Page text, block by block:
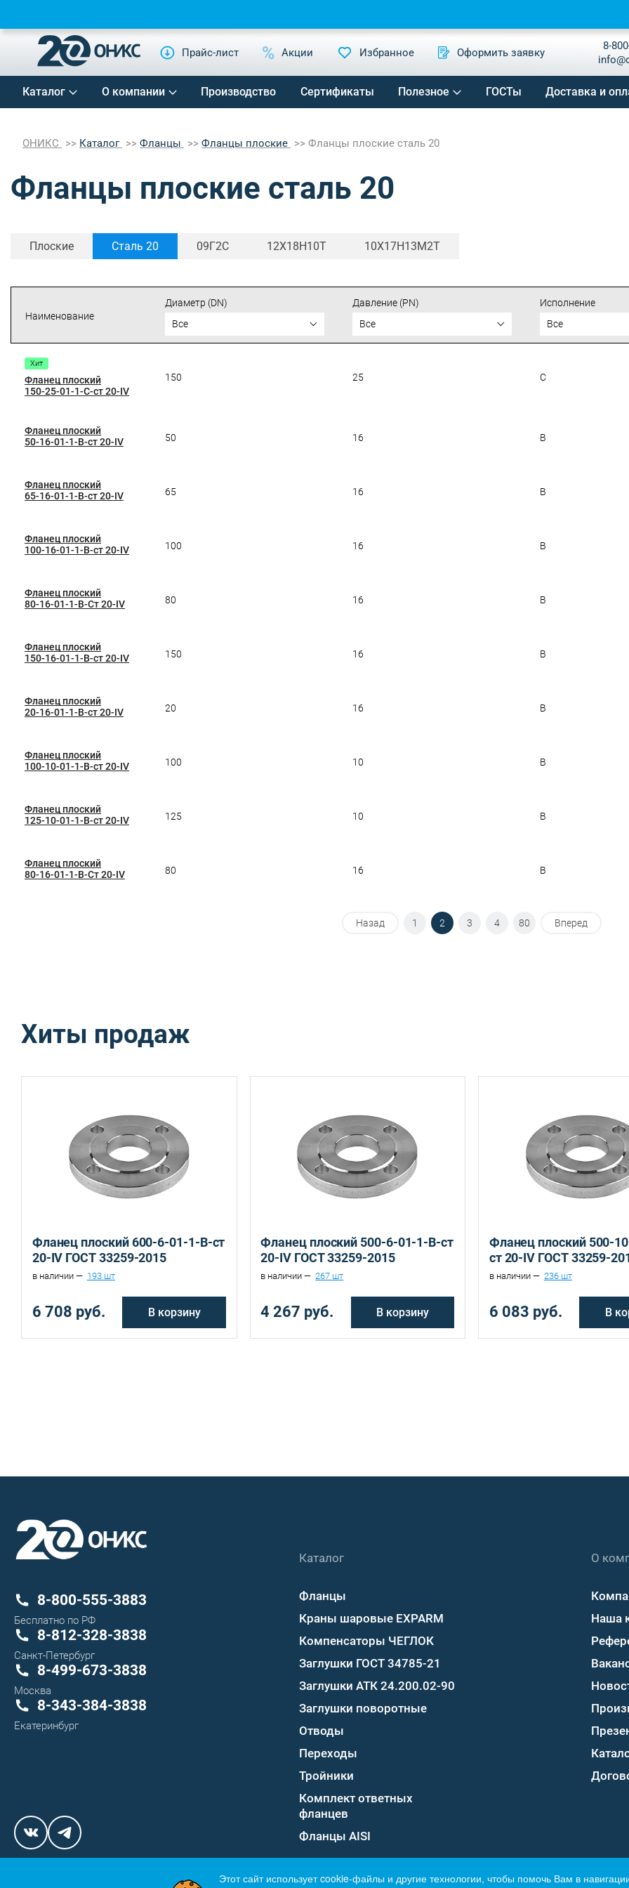
Прайс-лист Акции Избранное Оформить заявку
8-
Каталог О компании Производство Сертификаты Полезное ГОСТы Доставка и
ОНИКС Каталог Фланцы Фланцы плоские Фланцы плоские сталь 20
Фланцы плоские сталь 20
Плоские Cталь 20 09Г2С 12Х18Н10Т 10Х17Н13М2Т
Наименование
Диаметр (DN)
Все
Давление (PN)
Все
Исполнение
Все
Хит
Фланец плоский
150-25-01-1-C-ст 20-IV
150 25 C
Фланец плоский
50-16-01-1-B-ст 20-IV
50 16 B
Фланец плоский
65-16-01-1-B-ст 20-IV
65 16 B
Фланец плоский
100-16-01-1-B-ст 20-IV
100 16 B
Фланец плоский
80-16-01-1-B-Ст 20-IV
80 16 B
Фланец плоский
150-16-01-1-B-ст 20-IV
150 16 B
Фланец плоский
20-16-01-1-B-ст 20-IV
20 16 B
Фланец плоский
100-10-01-1-B-ст 20-IV
100 10 B
Фланец плоский
125-10-01-1-B-ст 20-IV
125 10 B
Фланец плоский
80-16-01-1-B-Ст 20-IV
80 16 B
Назад 1 2 3 4 80 Вперед
Хиты продаж
Фланец плоский 600-6-01-1-B-ст
20-IV ГОСТ 33259-2015
в наличии — 193 шт
6 708 руб. В корзину
Фланец плоский 500-6-01-1-B-ст
20-IV ГОСТ 33259-2015
в наличии — 267 шт
4 267 руб. В корзину
Фланец плоский 500-
ст 20-IV ГОСТ 33259-
в наличии — 236 шт
6 083 руб. В
8-800-555-3883
Бесплатно по РФ
8-812-328-3838
Санкт-Петербург
8-499-673-3838
Москва
8-343-384-3838
Екатеринбург
Каталог
Фланцы
Краны шаровые EXPARM
Компенсаторы ЧЕГЛОК
Заглушки ГОСТ 34785-21
Заглушки АТК 24.200.02-90
Заглушки поворотные
Отводы
Переходы
Тройники
Комплект ответных
фланцев
Фланцы AISI
О
Наша
Этот сайт использует cookie-файлы и другие технологии, чтобы помочь Вам в